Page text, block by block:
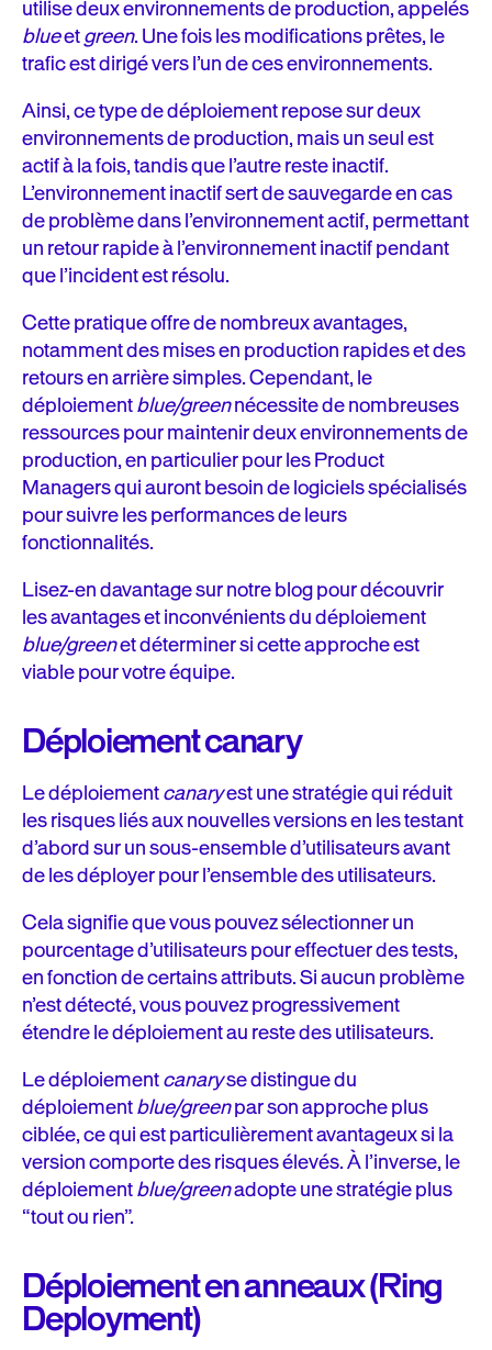
utilise deux environnements de production, appelés
blueetgreen. Une fois les modifications prêtes, le
trafic est dirigé vers l’un de ces environnements.
Ainsi, ce type de déploiement repose sur deux
environnements de production, mais un seul est
actif à la fois, tandis que l’autre reste inactif.
L’environnement inactif sert de sauvegarde en cas
de problème dans l’environnement actif, permettant
un retour rapide à l’environnement inactif pendant
que l’incident est résolu.
Cette pratique offre de nombreux avantages,
notamment des mises en production rapides et des
retours en arrière simples. Cependant, le
déploiementblue/greennécessite de nombreuses
ressources pour maintenir deux environnements de
production, en particulier pour les Product
Managers qui auront besoin de logiciels spécialisés
pour suivre les performances de leurs
fonctionnalités.
Lisez-en davantage sur notre blog pour découvrir
les avantages et inconvénients du déploiement
blue/greenet déterminer si cette approche est
viable pour votre équipe.
Déploiement canary
Le déploiementcanaryest une stratégie qui réduit
les risques liés aux nouvelles versions en les testant
d’abord sur un sous-ensemble d’utilisateurs avant
de les déployer pour l’ensemble des utilisateurs.
Cela signifie que vous pouvez sélectionner un
pourcentage d’utilisateurs pour effectuer des tests,
en fonction de certains attributs. Si aucun problème
n’est détecté, vous pouvez progressivement
étendre le déploiement au reste des utilisateurs.
Le déploiementcanaryse distingue du
déploiementblue/greenpar son approche plus
ciblée, ce qui est particulièrement avantageux si la
version comporte des risques élevés. À l’inverse, le
déploiementblue/greenadopte une stratégie plus
“tout ou rien”.
Déploiement en anneaux (Ring
Deployment)